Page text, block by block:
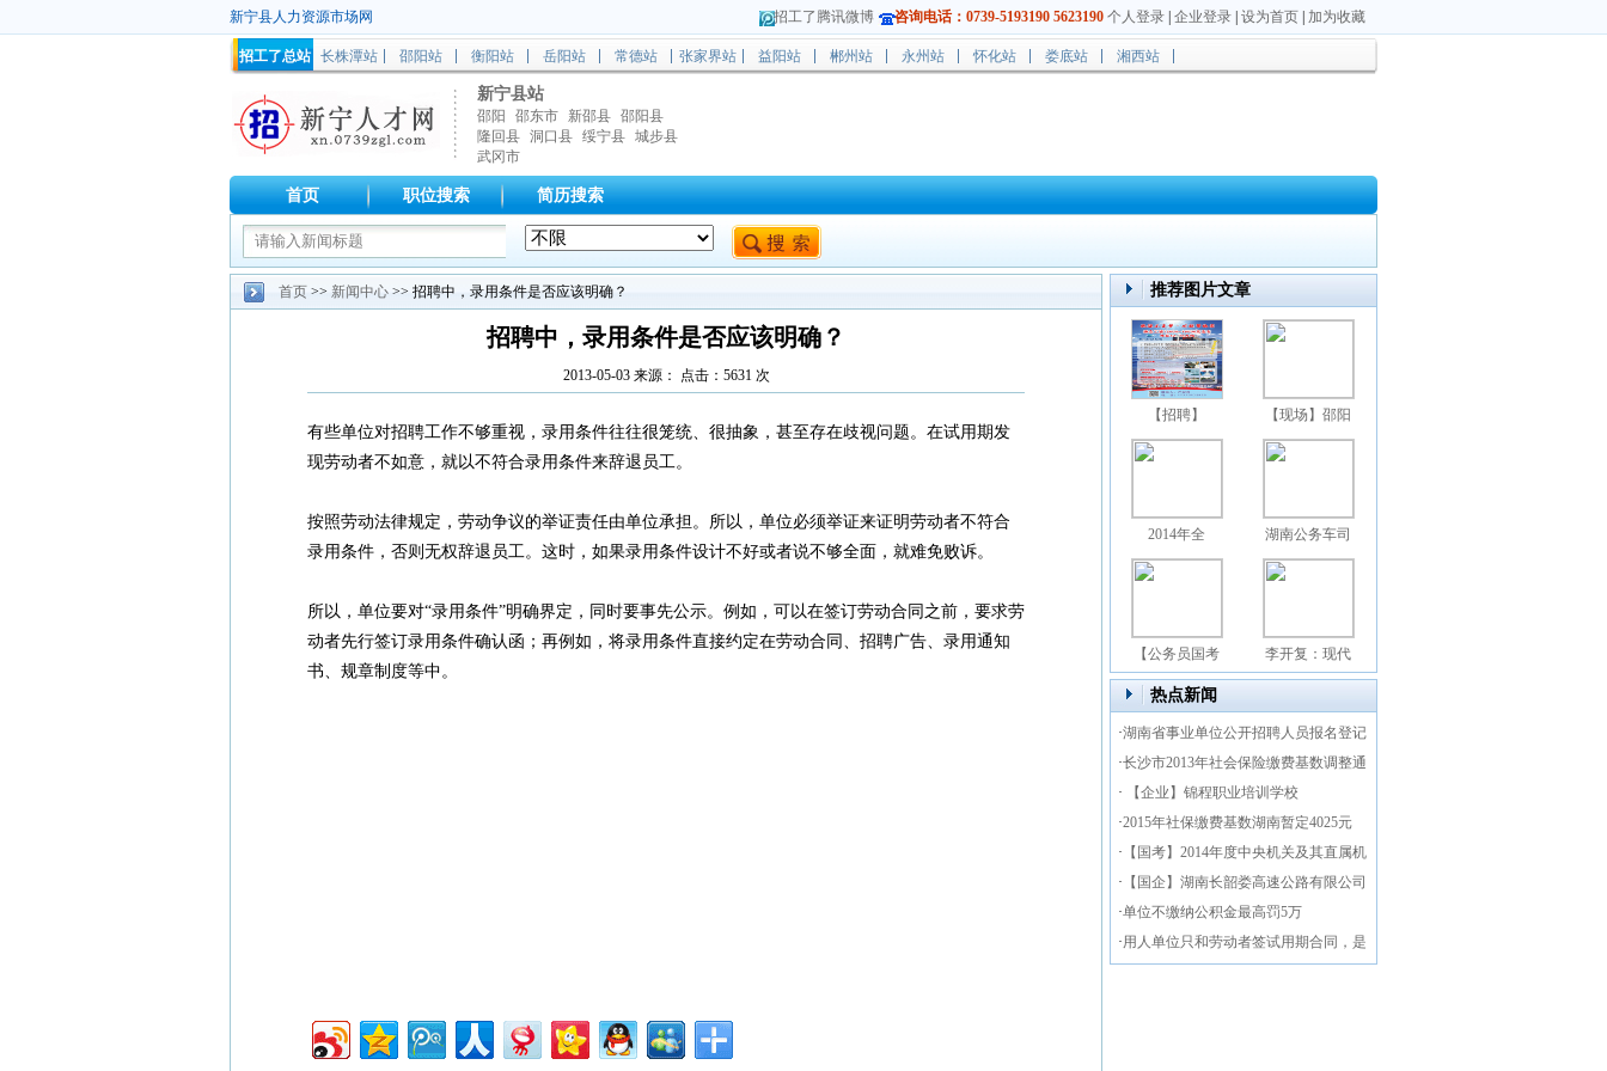
新宁县人力资源市场网 招工了腾讯微博 咨询电话：0739-5193190 5623190 个人登录 企业登录 设为首页 加为收藏
招工了总站 长株潭站 邵阳站 衡阳站 岳阳站 常德站 张家界站 益阳站 郴州站 永州站 怀化站 娄底站 湘西站
新宁县站
邵阳 邵东市 新邵县 邵阳县
隆回县 洞口县 绥宁县 城步县
武冈市
首页 职位搜索 简历搜索
首页 >> 新闻中心 >> 招聘中，录用条件是否应该明确？
招聘中，录用条件是否应该明确？
2013-05-03 来源： 点击： 5631次
有些单位对招聘工作不够重视，录用条件往往很笼统、很抽象，甚至存在歧视问题。在试用期发
现劳动者不如意，就以不符合录用条件来辞退员工。
按照劳动法律规定，劳动争议的举证责任由单位承担。所以，单位必须举证来证明劳动者不符合
录用条件，否则无权辞退员工。这时，如果录用条件设计不好或者说不够全面，就难免败诉。
所以，单位要对“录用条件”明确界定，同时要事先公示。例如，可以在签订劳动合同之前，要求劳
动者先行签订录用条件确认函；再例如，将录用条件直接约定在劳动合同、招聘广告、录用通知
书、规章制度等中。
推荐图片文章
【招聘】 【现场】邵阳
2014年全 湖南公务车司
【公务员国考 李开复：现代
热点新闻
·湖南省事业单位公开招聘人员报名登记
表
·长沙市2013年社会保险缴费基数调整通
知
· 【企业】锦程职业培训学校
·2015年社保缴费基数湖南暂定4025元
· 【国考】2014年度中央机关及其直属机
构
· 【国企】湖南长韶娄高速公路有限公司
招聘收
·单位不缴纳公积金最高罚5万
·用人单位只和劳动者签试用期合同，是